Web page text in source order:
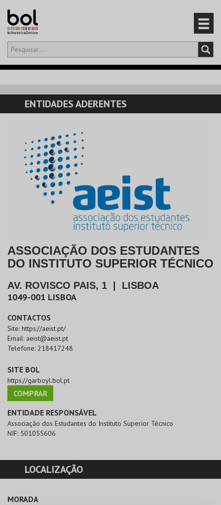
Olá,iniciar sessão
CARRINHO
EVENTOS
CARTÕES
PRODUTOS
ENTIDADES ADERENTES
ASSOCIAÇÃO DOS ESTUDANTES
DO INSTITUTO SUPERIOR TÉCNICO
AV. ROVISCO PAIS, 1 LISBOA
1049-001 LISBOA
CONTACTOS
Site: https://aeist.pt/
Email: aeist@aeist.pt
Telefone: 218417248
SITE BOL
https://garboyl.bol.pt
COMPRAR
ENTIDADE RESPONSÁVEL
Associação dos Estudantes do Instituto Superior Técnico
NIF: 501055606
LOCALIZAÇÃO
MORADA